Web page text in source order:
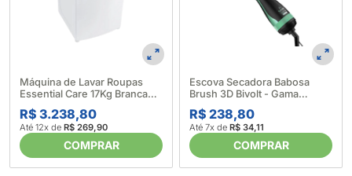
Máquina de Lavar Roupas
Essential Care 17Kg Branca
LED17 - Electrolux (633997)
R$ 3.238,80
Até 12x de R$ 269,90
COMPRAR
Escova Secadora Babosa
Brush 3D Bivolt - Gama
(624393)
R$ 238,80
Até 7x de R$ 34,11
COMPRAR